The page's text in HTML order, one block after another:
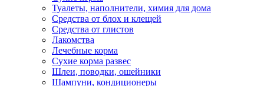
Туалеты, наполнители, химия для дома
Средства от блох и клещей
Средства от глистов
Лакомства
Лечебные корма
Сухие корма развес
Шлеи, поводки, ошейники
Шампуни, кондиционеры